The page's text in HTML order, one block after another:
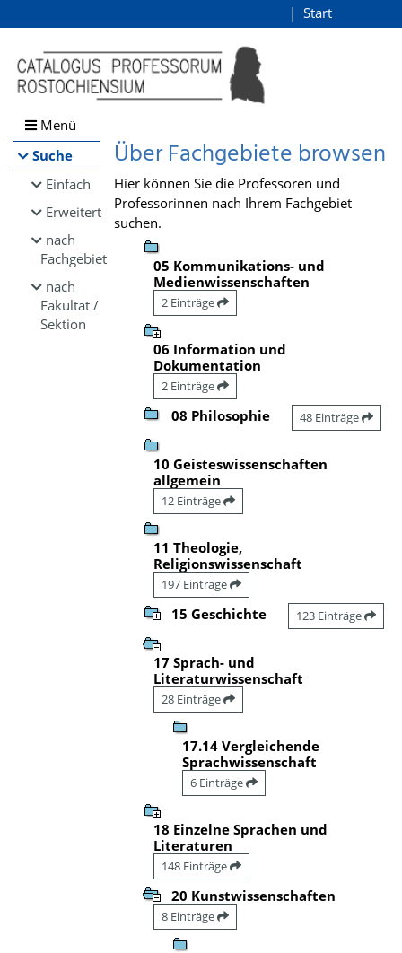
Browsen
direkt zum Inhalt
Start
Menü
Suche
Einfach
Erweitert
nach
Fachgebiet
nach
Fakultät /
Sektion
Über Fachgebiete browsen
Hier können Sie die Professoren und
Professorinnen nach Ihrem Fachgebiet
suchen.
05 Kommunikations- und
Medienwissenschaften
2 Einträge
06 Information und
Dokumentation
2 Einträge
08 Philosophie 48 Einträge
10 Geisteswissenschaften
allgemein
12 Einträge
11 Theologie,
Religionswissenschaft
197 Einträge
15 Geschichte 123 Einträge
17 Sprach- und
Literaturwissenschaft
28 Einträge
17.14 Vergleichende
Sprachwissenschaft
6 Einträge
18 Einzelne Sprachen und
Literaturen
148 Einträge
20 Kunstwissenschaften
8 Einträge